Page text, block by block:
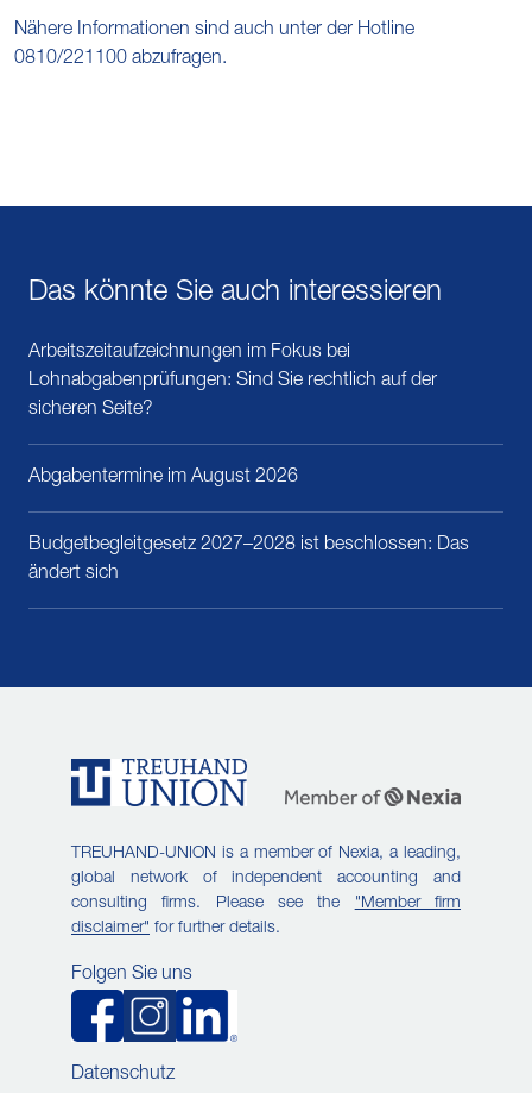
Nähere Informationen sind auch unter der Hotline
0810/221100 abzufragen.
Das könnte Sie auch interessieren
Arbeitszeitaufzeichnungen im Fokus bei
Lohnabgabenprüfungen: Sind Sie rechtlich auf der
sicheren Seite?
Abgabentermine im August 2026
Budgetbegleitgesetz 2027–2028 ist beschlossen: Das
ändert sich
TREUHAND-UNION is a member of Nexia, a leading,
global network of independent accounting and
consulting firms. Please see the "Member firm
disclaimer" for further details.
Datenschutz
Folgen Sie uns